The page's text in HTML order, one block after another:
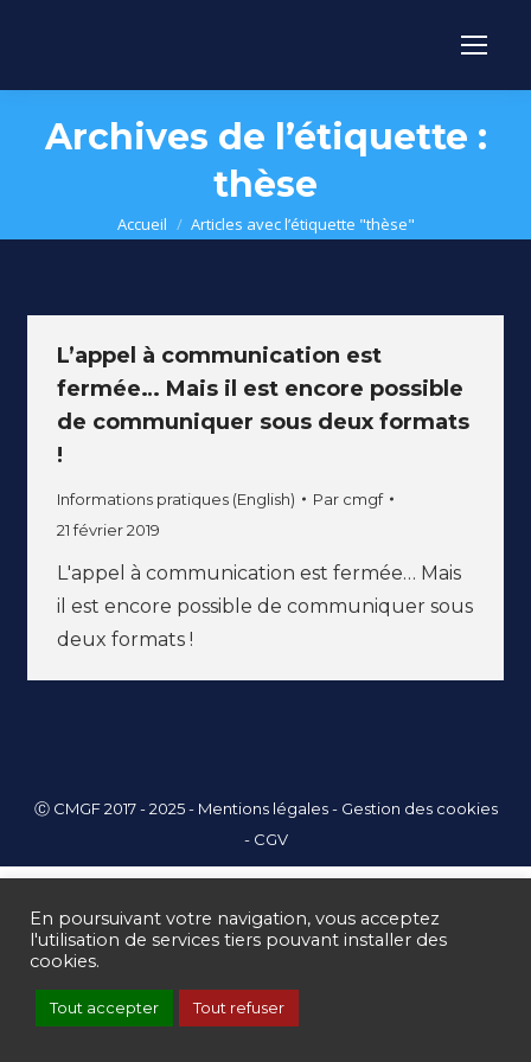
Archives de l’étiquette :
thèse
Vous êtes ici :
Accueil Articles avec l’étiquette "thèse"
L’appel à communication est
fermée… Mais il est encore possible
de communiquer sous deux formats
!
Informations pratiques (English) Par cmgf
21 février 2019
L'appel à communication est fermée… Mais
il est encore possible de communiquer sous
deux formats !
Ⓒ CMGF 2017 - 2025 - Mentions légales- Gestion des cookies
- CGV
En poursuivant votre navigation, vous acceptez
l'utilisation de services tiers pouvant installer des
cookies.
Tout accepter Tout refuser